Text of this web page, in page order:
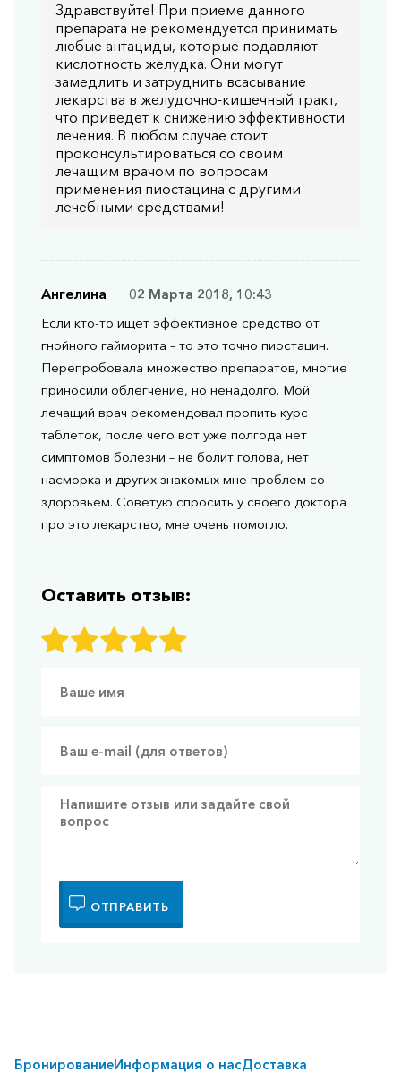
Здравствуйте! При приеме данного
препарата не рекомендуется принимать
любые антациды, которые подавляют
кислотность желудка. Они могут
замедлить и затруднить всасывание
лекарства в желудочно-кишечный тракт,
что приведет к снижению эффективности
лечения. В любом случае стоит
проконсультироваться со своим
лечащим врачом по вопросам
применения пиостацина с другими
лечебными средствами!
Ангелина
02 Марта 2018, 10:43
Если кто-то ищет эффективное средство от
гнойного гайморита – то это точно пиостацин.
Перепробовала множество препаратов, многие
приносили облегчение, но ненадолго. Мой
лечащий врач рекомендовал пропить курс
таблеток, после чего вот уже полгода нет
симптомов болезни – не болит голова, нет
насморка и других знакомых мне проблем со
здоровьем. Советую спросить у своего доктора
про это лекарство, мне очень помогло.
Оставить отзыв:
ОТПРАВИТЬ
БронированиеИнформация о насДоставка